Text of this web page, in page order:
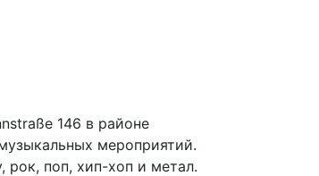
146 в районе
мероприятий.
рок, поп, хип-хоп и метал.